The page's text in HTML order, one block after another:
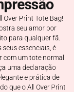
Over Print Tote Bag!
seu amor por
para qualquer fã.
essenciais, é
com um tote normal
uma declaração
e prática de
que o All Over Print